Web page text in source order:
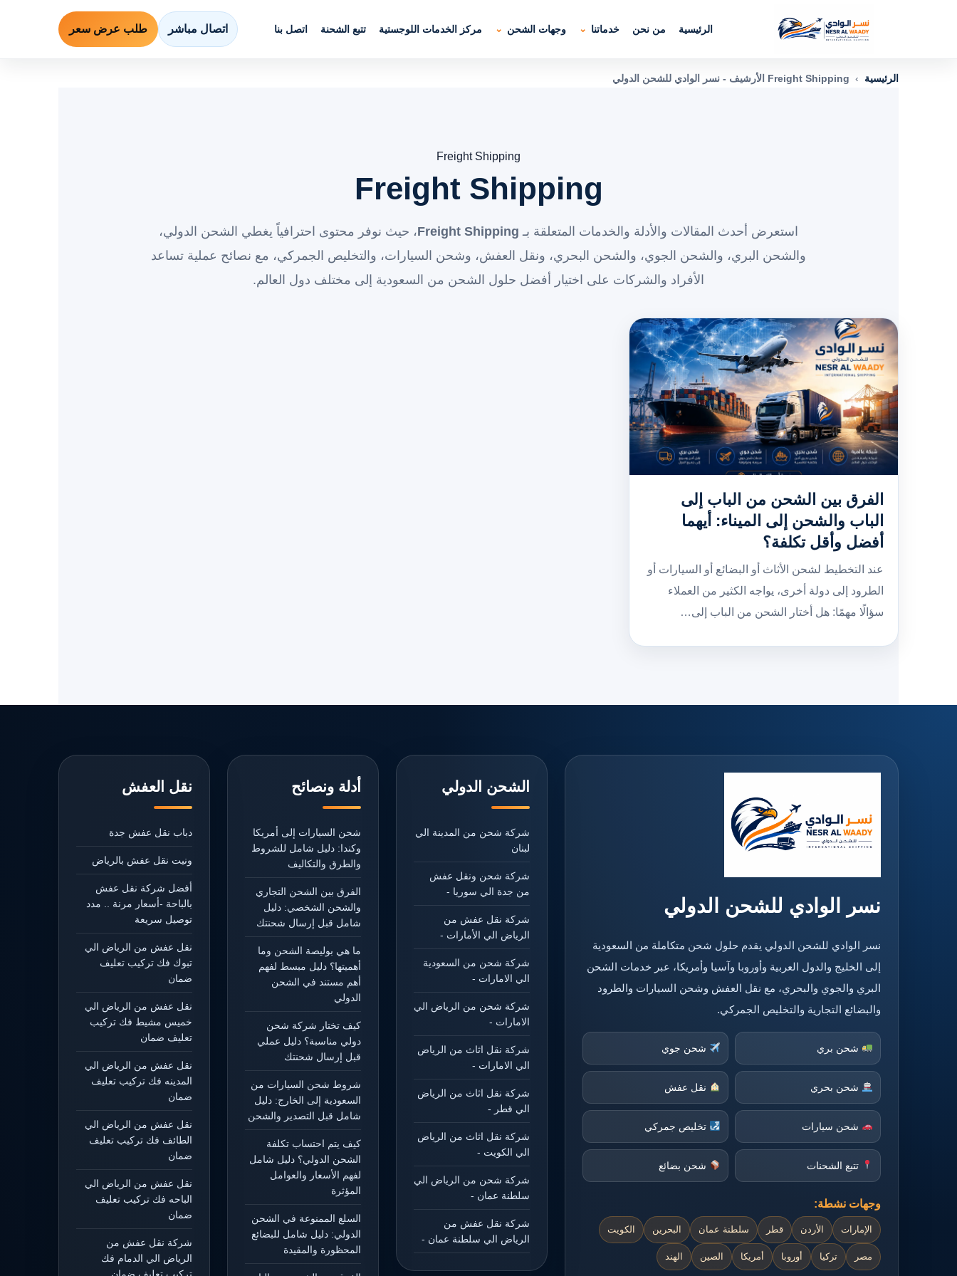
الرئيسية من نحن خدماتنا وجهات الشحن مركز الخدمات اللوجستية تتبع الشحنة اتصل بنا اتصال مباشر طلب عرض سعر
الرئيسية › Freight Shipping الأرشيف - نسر الوادي للشحن الدولي
Freight Shipping
Freight Shipping
استعرض أحدث المقالات والأدلة والخدمات المتعلقة بـ Freight Shipping، حيث نوفر محتوى احترافياً يغطي الشحن الدولي،
والشحن البري، والشحن الجوي، والشحن البحري، ونقل العفش، وشحن السيارات، والتخليص الجمركي، مع نصائح عملية تساعد
الأفراد والشركات على اختيار أفضل حلول الشحن من السعودية إلى مختلف دول العالم.
الفرق بين الشحن من الباب إلى
الباب والشحن إلى الميناء: أيهما
أفضل وأقل تكلفة؟
عند التخطيط لشحن الأثاث أو البضائع أو السيارات أو
الطرود إلى دولة أخرى، يواجه الكثير من العملاء
سؤالًا مهمًا: هل أختار الشحن من الباب إلى…
نسر الوادي للشحن الدولي
نسر الوادي للشحن الدولي يقدم حلول شحن متكاملة من السعودية
إلى الخليج والدول العربية وأوروبا وآسيا وأمريكا، عبر خدمات الشحن
البري والجوي والبحري، مع نقل العفش وشحن السيارات والطرود
والبضائع التجارية والتخليص الجمركي.
شحن بري شحن جوي
شحن بحري نقل عفش
شحن سيارات تخليص جمركي
تتبع الشحنات شحن بضائع
وجهات نشطة:
الإمارات الأردن قطر سلطنة عمان البحرين الكويت
مصر تركيا أوروبا أمريكا الصين الهند
الشحن الدولي
شركة شحن من المدينة الي
لبنان
شركة شحن ونقل عفش
من جدة الي سوريا -
شركة نقل عفش من
الرياض الي الأمارات -
شركة شحن من السعودية
الي الامارات -
شركة شحن من الرياض الي
الامارات -
شركة نقل اثاث من الرياض
الي الامارات -
شركة نقل اثاث من الرياض
الي قطر -
شركة نقل اثاث من الرياض
الي الكويت -
شركة شحن من الرياض الي
سلطنة عمان -
شركة نقل عفش من
الرياض الي سلطنة عمان -
أدلة ونصائح
شحن السيارات إلى أمريكا
وكندا: دليل شامل للشروط
والطرق والتكاليف
الفرق بين الشحن التجاري
والشحن الشخصي: دليل
شامل قبل إرسال شحنتك
ما هي بوليصة الشحن وما
أهميتها؟ دليل مبسط لفهم
أهم مستند في الشحن
الدولي
كيف تختار شركة شحن
دولي مناسبة؟ دليل عملي
قبل إرسال شحنتك
شروط شحن السيارات من
السعودية إلى الخارج: دليل
شامل قبل التصدير والشحن
كيف يتم احتساب تكلفة
الشحن الدولي؟ دليل شامل
لفهم الأسعار والعوامل
المؤثرة
السلع الممنوعة في الشحن
الدولي: دليل شامل للبضائع
المحظورة والمقيدة
نقل العفش
دباب نقل عفش جدة
ونيت نقل عفش بالرياض
أفضل شركة نقل عفش
بالباحة -أسعار مرنة .. مدد
توصيل سريعة
نقل عفش من الرياض الي
تبوك فك تركيب تعليف
ضمان
نقل عفش من الرياض الي
خميس مشيط فك تركيب
تعليف ضمان
نقل عفش من الرياض الي
المدينه فك تركيب تعليف
ضمان
نقل عفش من الرياض الي
الطائف فك تركيب تعليف
ضمان
نقل عفش من الرياض الي
الباحه فك تركيب تعليف
ضمان
شركة نقل عفش من
الرياض الي الدمام فك